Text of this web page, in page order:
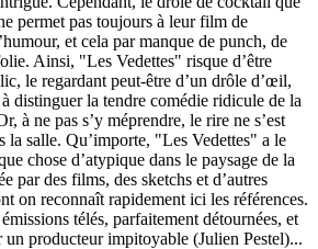
permet pas toujours à leur film de
et cela par manque de punch, de
Ainsi, "Les Vedettes" risque d’être
le regardant peut-être d’un drôle d’œil,
distinguer la tendre comédie ridicule de la
à ne pas s’y méprendre, le rire ne s’est
la salle. Qu’importe, "Les Vedettes" a le
chose d’atypique dans le paysage de la
par des films, des sketchs et d’autres
on reconnaît rapidement ici les références.
télés, parfaitement détournées, et
un producteur impitoyable (Julien Pestel)...